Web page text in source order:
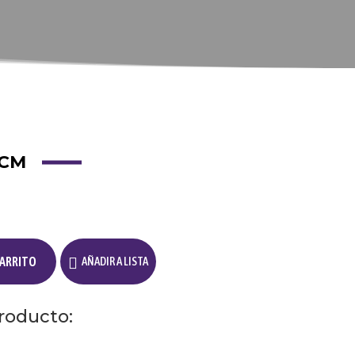
AÑADIR A LISTA